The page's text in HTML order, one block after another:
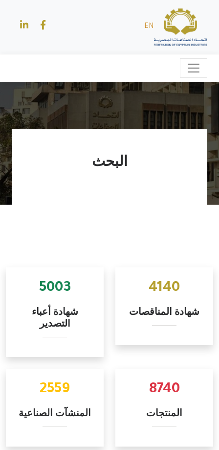
EN
البحث
4140
شهادة المناقصات
5003
شهادة أعباء
التصدير
8740
المنتجات
2559
المنشآت الصناعية